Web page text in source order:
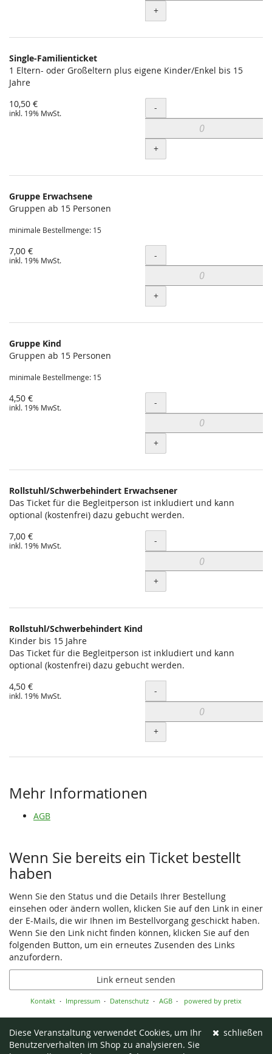
+
Single-Familienticket
1 Eltern- oder Großeltern plus eigene Kinder/Enkel bis 15
Jahre
10,50 €
inkl. 19% MwSt. Menge
-
+
Gruppe Erwachsene
Gruppen ab 15 Personen
minimale Bestellmenge: 15
7,00 €
inkl. 19% MwSt. Menge
-
+
Gruppe Kind
Gruppen ab 15 Personen
minimale Bestellmenge: 15
4,50 €
inkl. 19% MwSt. Menge
-
+
Rollstuhl/Schwerbehindert Erwachsener
Das Ticket für die Begleitperson ist inkludiert und kann
optional (kostenfrei) dazu gebucht werden.
7,00 €
inkl. 19% MwSt. Menge
-
+
Rollstuhl/Schwerbehindert Kind
Kinder bis 15 Jahre
Das Ticket für die Begleitperson ist inkludiert und kann
optional (kostenfrei) dazu gebucht werden.
4,50 €
inkl. 19% MwSt. Menge
-
+
Mehr Informationen
AGB
Wenn Sie bereits ein Ticket bestellt
haben
Wenn Sie den Status und die Details Ihrer Bestellung
einsehen oder ändern wollen, klicken Sie auf den Link in einer
der E-Mails, die wir Ihnen im Bestellvorgang geschickt haben.
Wenn Sie den Link nicht finden können, klicken Sie auf den
folgenden Button, um ein erneutes Zusenden des Links
anzufordern.
Link erneut senden
Kontakt Impressum Datenschutz AGB powered by pretix
schließen
Diese Veranstaltung verwendet Cookies, um Ihr
Benutzerverhalten im Shop zu analysieren. Sie